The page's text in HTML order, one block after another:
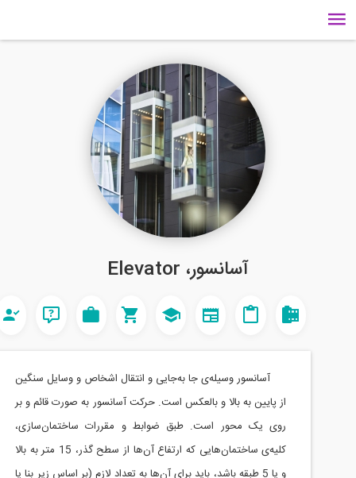
آسانسور، Elevator
آسانسور وسیله‌ی جا به‌جایی و انتقال اشخاص و وسایل سنگین
از پایین به بالا و بالعکس است. حرکت آسانسور به صورت قائم و بر
روی یک محور است. طبق ضوابط و مقررات ساختمان‌سازی،
کلیه‌ی ساختمان‌هایی که ارتفاع آن‌ها از سطح گذر، 15 متر به بالا
و یا 5 طبقه باشد، باید برای آن‌ها به تعداد لازم (بر اساس زیر بنا یا